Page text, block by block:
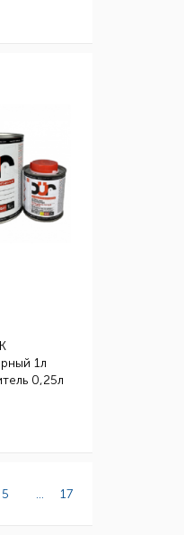
1л
0,25л
5 ... 17